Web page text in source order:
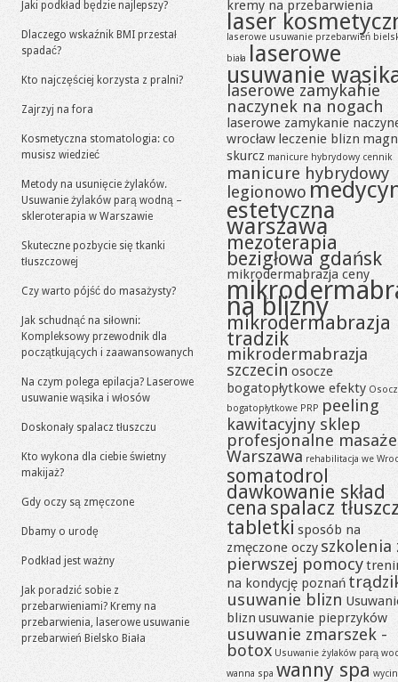
Jaki podkład będzie najlepszy?
Dlaczego wskaźnik BMI przestał
spadać?
Kto najczęściej korzysta z pralni?
Zajrzyj na fora
Kosmetyczna stomatologia: co
musisz wiedzieć
Metody na usunięcie żylaków.
Usuwanie żylaków parą wodną –
skleroterapia w Warszawie
Skuteczne pozbycie się tkanki
tłuszczowej
Czy warto pójść do masażysty?
Jak schudnąć na siłowni:
Kompleksowy przewodnik dla
początkujących i zaawansowanych
Na czym polega epilacja? Laserowe
usuwanie wąsika i włosów
Doskonały spalacz tłuszczu
Kto wykona dla ciebie świetny
makijaż?
Gdy oczy są zmęczone
Dbamy o urodę
Podkład jest ważny
Jak poradzić sobie z
przebarwieniami? Kremy na
przebarwienia, laserowe usuwanie
przebarwień Bielsko Biała
kremy na przebarwienia
laser
laserowe usuwanie przebarwień
biała laserowe
usuwanie
laserowe zamykanie
naczynek na nogach
laserowe zamykanie
wrocław leczenie blizn
skurcz manicure hybrydowy cennik
manicure hybrydowy
legionowo
estetyczna
warszawa
mezoterapia
bezigłowa gdańsk
mikrodermabrazja ceny
na blizny
mikrodermabrazja
tradzik
mikrodermabrazja
szczecin osocze
bogatopłytkowe efekty
bogatopłytkowe PRP peeling
kawitacyjny sklep
profesjonalne masaże
Warszawa rehabilitacja we
somatodrol
dawkowanie skład
cena spalacz
tabletki sposób na
zmęczone oczy szkolenia
pierwszej pomocy
na kondycję poznań
usuwanie blizn
blizn usuwanie pieprzyków
usuwanie zmarszek -
botox Usuwanie żylaków parą
wanna spa wanny spa